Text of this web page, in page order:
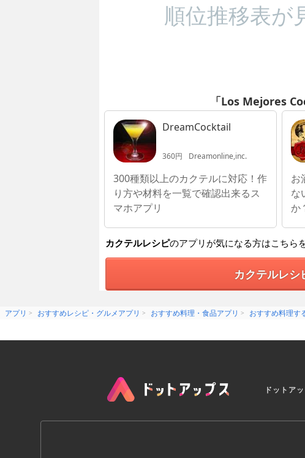
順位推移表が
「Los Mejores
DreamCocktail
360円 Dreamonline,inc.
300種類以上のカクテルに対応！作
り方や材料を一覧で確認出来るス
マホアプリ
お
な
か
カクテルレシピのアプリが気になる方はこちら
カクテルレシ
アプリ おすすめレシピ・グルメアプリ おすすめ料理・食品アプリ おすすめ料理す
ドットア